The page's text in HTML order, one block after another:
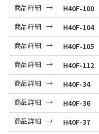
商品詳細
H40F-100
商品詳細
H40F-104
商品詳細
H40F-105
商品詳細
H40F-112
商品詳細
H40F-34
商品詳細
H40F-36
商品詳細
H40F-37